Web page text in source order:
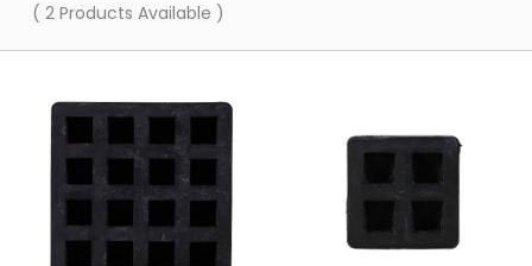
( 2 Products Available )